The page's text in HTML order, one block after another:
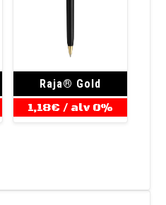
Raja® Gold
1,18€ / alv 0%